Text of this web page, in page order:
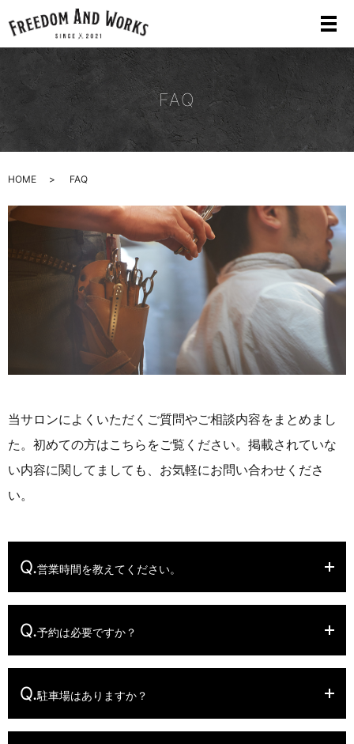
FAQ
HOME FAQ
当サロンによくいただくご質問やご相談内容をまとめまし
た。 初めての方はこちらをご覧ください。 掲載されていな
い内容に関してましても、お気軽にお問い合わせくださ
い。
Q.営業時間を教えてください。
Q.予約は必要ですか？
Q.駐車場はありますか？